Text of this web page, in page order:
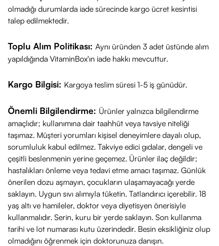
Ürün Kısa Açıklaması
CeraVe Köpüren Temizleyici 473 ml Refill
çevre dostu yedek pakettir. 3 temel seramid ve niasinamid
içeren formülüyle cilt bariyerini korurken fazla yağı temizler.
hem bütçenizi hem de çevreyi koruyabilirsiniz.
Doldurma:Mevcut CeraVe pompalı şişenizi temizleyin ve
refill paketteki ürünü şişeye aktarın.
Uygulama: Islak cilde masaj yaparak uygulayın, köpürmesini
sağlayın ve ardından ılık su ile durulayın.
Rutine Ekle:Sabah ve akşam olmak üzere günde iki kez
kullanım için uygundur.
Kimler Kullanmalı?
Cildi yağlı veya karma olup, temizlik sonrası
kuruluk/gerginlik yaşamaktan korkanlar.
Akneye eğilimli ve gözenek problemi olan cilt tipleri.
olmadığı durumlarda iade sürecinde kargo ücret kesintisi
talep edilmektedir.
Toplu Alım Politikası: Aynı üründen 3 adet üstünde alım
yapıldığında VitaminBox'ın iade hakkı mevcuttur.
Kargo Bilgisi: Kargoya teslim süresi 1-5 iş günüdür.
Önemli Bilgilendirme: Ürünler yalnızca bilgilendirme
amaçlıdır; kullanımına dair taahhüt veya tavsiye niteliği
taşımaz. Müşteri yorumları kişisel deneyimlere dayalı olup,
sorumluluk kabul edilmez. Takviye edici gıdalar, dengeli ve
çeşitli beslenmenin yerine geçemez. Ürünler ilaç değildir;
hastalıkları önleme veya tedavi etme amacı taşımaz. Günlük
önerilen dozu aşmayın, çocukların ulaşamayacağı yerde
saklayın. Uygun sıvı alımıyla tüketin. Tatlandırıcı içerebilir. 18
yaş altı ve hamileler, doktor veya diyetisyen önerisiyle
kullanmalıdır. Serin, kuru bir yerde saklayın. Son kullanma
tarihi ve lot numarası kutu üzerindedir. Besin eksikliğiniz olup
olmadığını öğrenmek için doktorunuza danışın.